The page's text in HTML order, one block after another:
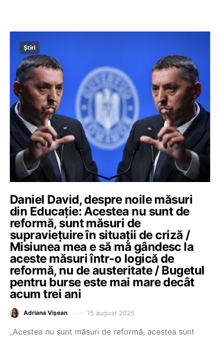
Știri
Daniel David, despre noile măsuri
din Educație: Acestea nu sunt de
reformă, sunt măsuri de
supraviețuire în situații de criză /
Misiunea mea e să mă gândesc la
aceste măsuri într-o logică de
reformă, nu de austeritate / Bugetul
pentru burse este mai mare decât
acum trei ani
Adriana Vișean 15 august 2025
„Acestea nu sunt măsuri de reformă, acestea sunt